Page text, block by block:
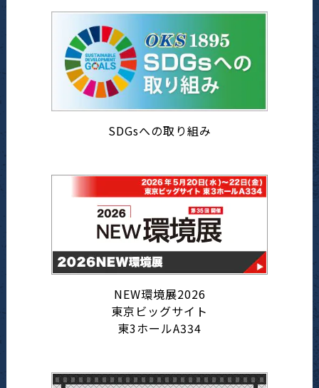
SDGsへの取り組み
NEW環境展2026
東京ビッグサイト
東3ホールA334